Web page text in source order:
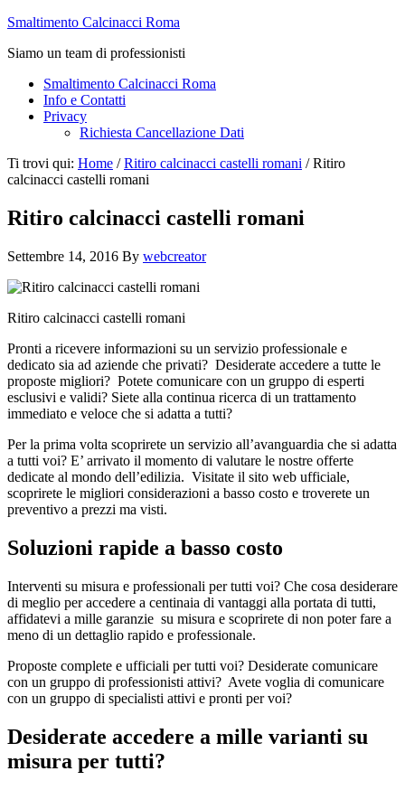
Smaltimento Calcinacci Roma
Siamo un team di professionisti
Smaltimento Calcinacci Roma
Info e Contatti
Privacy
Richiesta Cancellazione Dati
Ti trovi qui: Home / Ritiro calcinacci castelli romani /Ritiro
calcinacci castelli romani
Ritiro calcinacci castelli romani
Settembre 14, 2016 By webcreator
Ritiro calcinacci castelli romani
Pronti a ricevere informazioni su un servizio professionale e
dedicato sia ad aziende che privati? Desiderate accedere a tutte le
proposte migliori? Potete comunicare con un gruppo di esperti
esclusivi e validi? Siete alla continua ricerca di un trattamento
immediato e veloce che si adatta a tutti?
Per la prima volta scoprirete un servizio all’avanguardia che si adatta
a tutti voi? E’ arrivato il momento di valutare le nostre offerte
dedicate al mondo dell’edilizia. Visitate il sito web ufficiale,
scoprirete le migliori considerazioni a basso costo e troverete un
preventivo a prezzi ma visti.
Soluzioni rapide a basso costo
Interventi su misura e professionali per tutti voi? Che cosa desiderare
di meglio per accedere a centinaia di vantaggi alla portata di tutti,
affidatevi a mille garanzie su misura e scoprirete di non poter fare a
meno di un dettaglio rapido e professionale.
Proposte complete e ufficiali per tutti voi? Desiderate comunicare
con un gruppo di professionisti attivi? Avete voglia di comunicare
con un gruppo di specialisti attivi e pronti per voi?
Desiderate accedere a mille varianti su
misura per tutti?